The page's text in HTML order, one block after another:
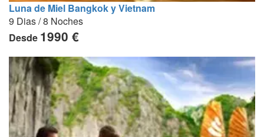
Luna de Miel Bangkok y Vietnam
9 Dias / 8 Noches
Desde 1990 €